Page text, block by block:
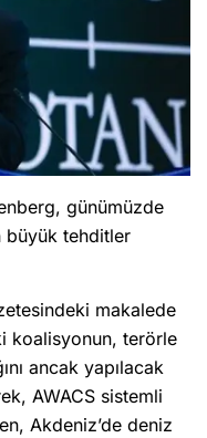
günümüzde
büyük tehditler
makalede
koalisyonun, terörle
ancak yapılacak
AWACS sistemli
Akdeniz’de deniz